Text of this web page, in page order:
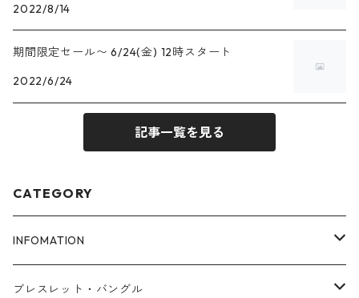
2022/8/14
期間限定セール〜 6/24(金) 12時スタート
2022/6/24
記事一覧を見る
CATEGORY
INFOMATION
ブレスレットサイズ
ブレスレット・バングル